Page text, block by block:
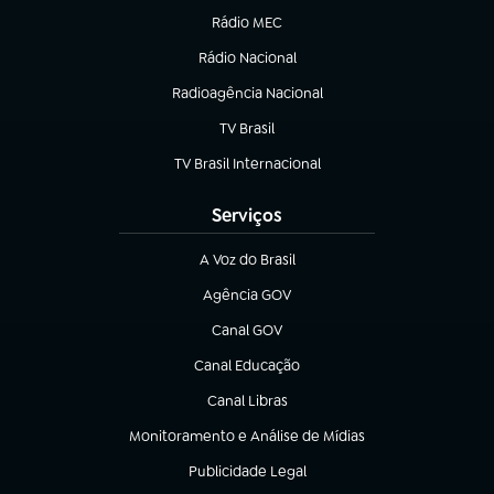
Rádio MEC
(abre em nova aba)
Rádio Nacional
Radioagência Nacional
(abre em nova aba)
TV Brasil
(abre em nova aba)
TV Brasil Internacional
(abre em nova aba)
Serviços
A Voz do Brasil
(abre em nova aba)
Agência GOV
(abre em nova aba)
Canal GOV
(abre em nova aba)
Canal Educação
(abre em nova aba)
Canal Libras
(abre em nova aba)
Monitoramento e Análise de Mídias
(abre em nova aba)
Publicidade Legal
(abre em nova aba)